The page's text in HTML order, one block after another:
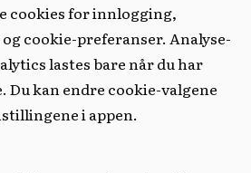
cookies for innlogging,
cookie-preferanser. Analyse-
lastes bare når du har
Du kan endre cookie-valgene
i appen.